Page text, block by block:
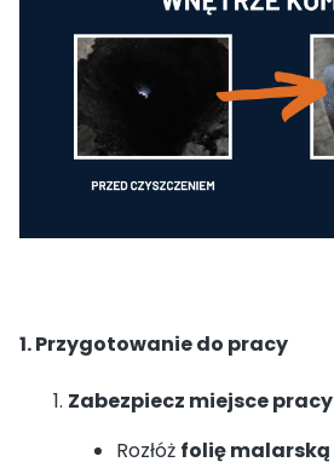
1. Przygotowanie do pracy
Zabezpiecz miejsce pracy
Rozłóż folię malarską